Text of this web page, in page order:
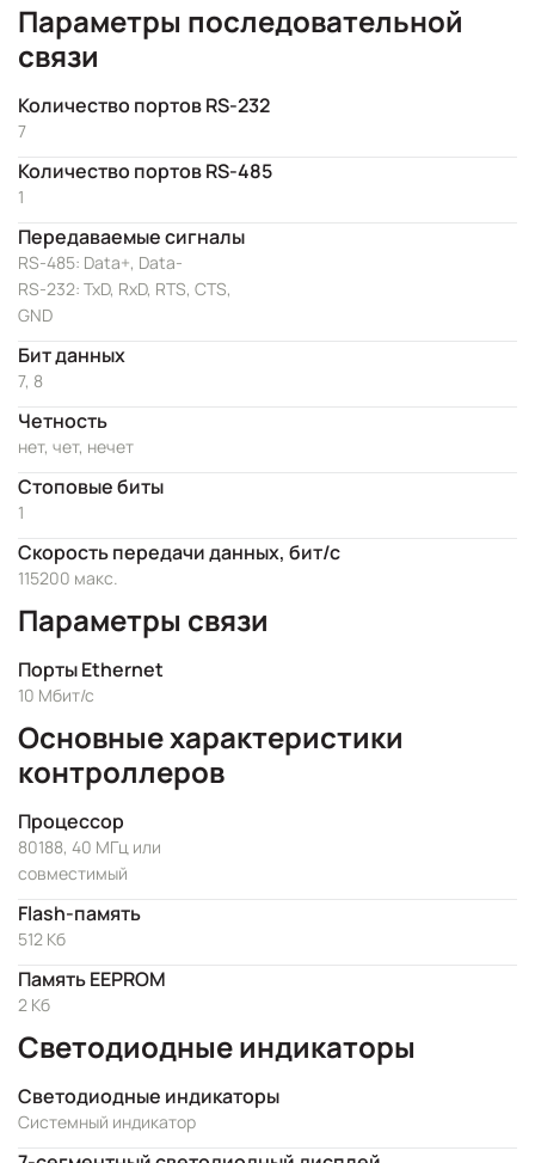
Параметры последовательной
связи
Количество портов RS-232
7
Количество портов RS-485
1
Передаваемые сигналы
RS-485: Data+, Data-
RS-232: TxD, RxD, RTS, CTS,
GND
Бит данных
7, 8
Четность
нет, чет, нечет
Стоповые биты
1
Скорость передачи данных, бит/с
115200 макс.
Параметры связи
Порты Ethernet
10 Мбит/с
Основные характеристики
контроллеров
Процессор
80188, 40 МГц или
совместимый
Flash-память
512 Кб
Память EEPROM
2 Кб
Светодиодные индикаторы
Светодиодные индикаторы
Системный индикатор